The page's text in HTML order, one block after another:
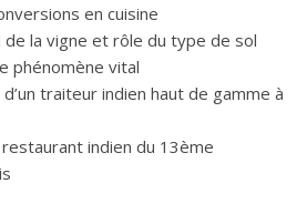
en cuisine
la vigne et rôle du type de sol
phénomène vital
traiteur indien haut de gamme à
indien du 13ème